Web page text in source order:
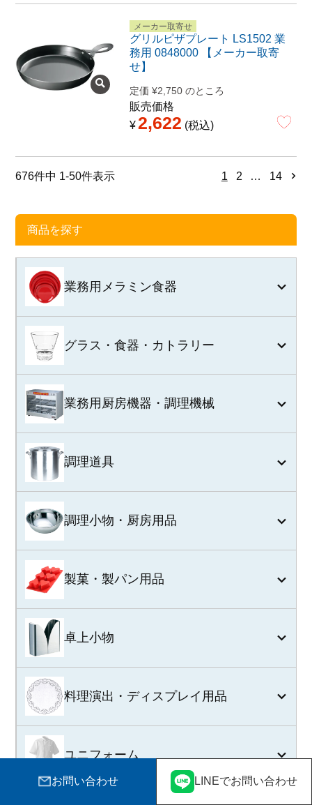
メーカー取寄せ
グリルピザプレート LS1502 業
務用 0848000 【メーカー取寄
せ】
定価 ¥2,750 のところ
販売価格
¥2,622 税込
676件中 1-50件表示 1 2 … 14
商品を探す
業務用メラミン食器
グラス・食器・カトラリー
業務用厨房機器・調理機械
調理道具
調理小物・厨房用品
製菓・製パン用品
卓上小物
料理演出・ディスプレイ用品
ユニフォーム
お問い合わせ LINEでお問い合わせ